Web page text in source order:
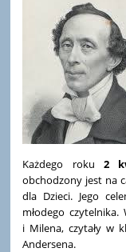
Każdego roku 2
obchodzony jest na
dla Dzieci. Jego
młodego
i Milena, czytały w
Andersena.